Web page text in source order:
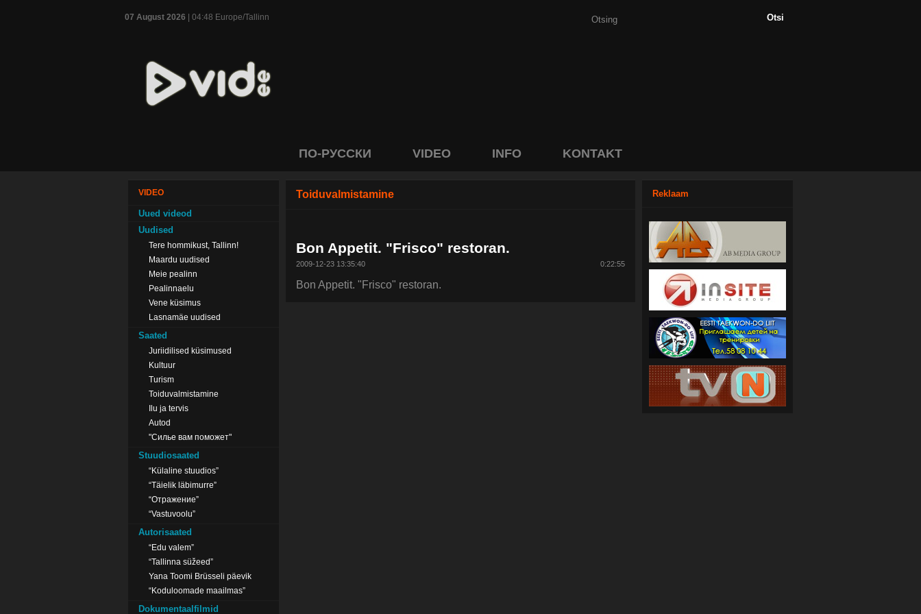
07 August 2026 | 04:48 Europe/Tallinn
ПО-РУССКИ VIDEO INFO KONTAKT
VIDEO
Uued videod
Uudised
Tere hommikust, Tallinn!
Maardu uudised
Meie pealinn
Pealinnaelu
Vene küsimus
Lasnamäe uudised
Saated
Juriidilised küsimused
Kultuur
Turism
Toiduvalmistamine
Ilu ja tervis
Autod
"Силье вам поможет"
Stuudiosaated
“Külaline stuudios”
“Täielik läbimurre”
“Отражение”
“Vastuvoolu”
Autorisaated
“Edu valem”
“Tallinna süžeed”
Yana Toomi Brüsseli päevik
“Koduloomade maailmas”
Dokumentaalfilmid
Toiduvalmistamine
Bon Appetit. "Frisco" restoran.
2009-12-23 13:35:40 0:22:55
Bon Appetit. "Frisco" restoran.
Reklaam